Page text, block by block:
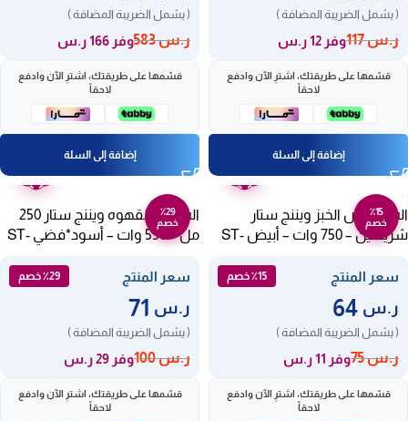
( يشمل الضريبة المضافة )
ر.س117 وفر 12 ر.س
قسّمها على طريقتك، اشترِ الآن وادفع
لاحقاً
إضافة إلى السلة
( يشمل الضريبة المضافة )
ر.س583 وفر 166 ر.س
قسّمها على طريقتك، اشترِ الآن وادفع
لاحقاً
إضافة إلى السلة
٪15
خصم
عامين
اله تحميص الخبز ويننج ستار
شريحتين – 750 وات – أبيض ST-
سعر المنتج
٪15 خصم
ر.س
( يشمل الضريبة المضافة )
ر.س75 وفر 11 ر.س
قسّمها على طريقتك، اشترِ الآن وادفع
لاحقاً
٪29
خصم
عامين
اله صنع القهوه ويننج ستار 250
مل – 550 وات – أسود*فضي ST-
سعر المنتج
٪29 خصم
ر.س
( يشمل الضريبة المضافة )
ر.س100 وفر 29 ر.س
قسّمها على طريقتك، اشترِ الآن وادفع
لاحقاً